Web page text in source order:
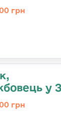
грн
у
грн